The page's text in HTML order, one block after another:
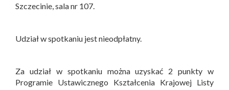
Szczecinie, sala nr 107.
Udział w spotkaniu jest nieodpłatny.
Za udział w spotkaniu można uzyskać 2 punkty w
Programie Ustawicznego Kształcenia Krajowej Listy